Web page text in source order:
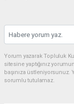
Yorum yazarak Topluluk
sitesine yaptığınız
başınıza
sorumlu tutulamaz.